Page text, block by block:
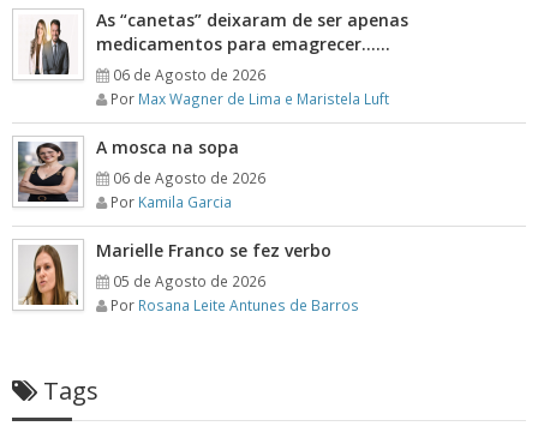
As “canetas” deixaram de ser apenas
medicamentos para emagrecer……
06 de Agosto de 2026
Por Max Wagner de Lima e Maristela Luft
A mosca na sopa
06 de Agosto de 2026
Por Kamila Garcia
Marielle Franco se fez verbo
05 de Agosto de 2026
Por Rosana Leite Antunes de Barros
Tags